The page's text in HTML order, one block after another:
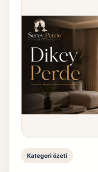
Kategori özeti